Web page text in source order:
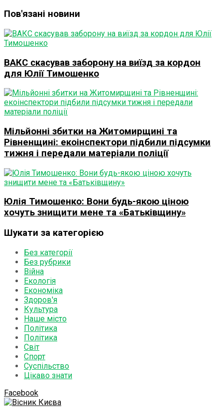
Пов'язані новини
ВАКС скасував заборону на виїзд за кордон
для Юлії Тимошенко
Мільйонні збитки на Житомирщині та
Рівненщині: екоінспектори підбили підсумки
тижня і передали матеріали поліції
Юлія Тимошенко: Вони будь-якою ціною
хочуть знищити мене та «Батьківщину»
Шукати за категорією
Без категорії
Без рубрики
Війна
Екологія
Економіка
Здоров'я
Культура
Наше місто
Політика
Політика
Світ
Спорт
Суспільство
Цікаво знати
Facebook